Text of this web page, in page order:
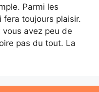
Parmi les
toujours plaisir.
avez peu de
pas du tout. La